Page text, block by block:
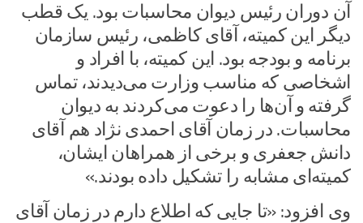
آن دوران رئیس دیوان محاسبات بود. یک قطب
دیگر این کمیته، آقای کاظمی، رئیس سازمان
برنامه و بودجه بود. این کمیته، با افراد و
اشخاصی که مناسب وزارت می‌دیدند، تماس
گرفته و آن‌ها را دعوت می‌کردند به دیوان
محاسبات. در زمان آقای احمدی نژاد هم آقای
دانش جعفری و برخی از همراهان ایشان،
کمیته‌ای مشابه را تشکیل داده بودند.»
وی افزود: «تا جایی که اطلاع دارم در زمان آقای